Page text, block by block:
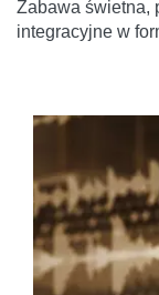
Zabawa świetna,
integracyjne w